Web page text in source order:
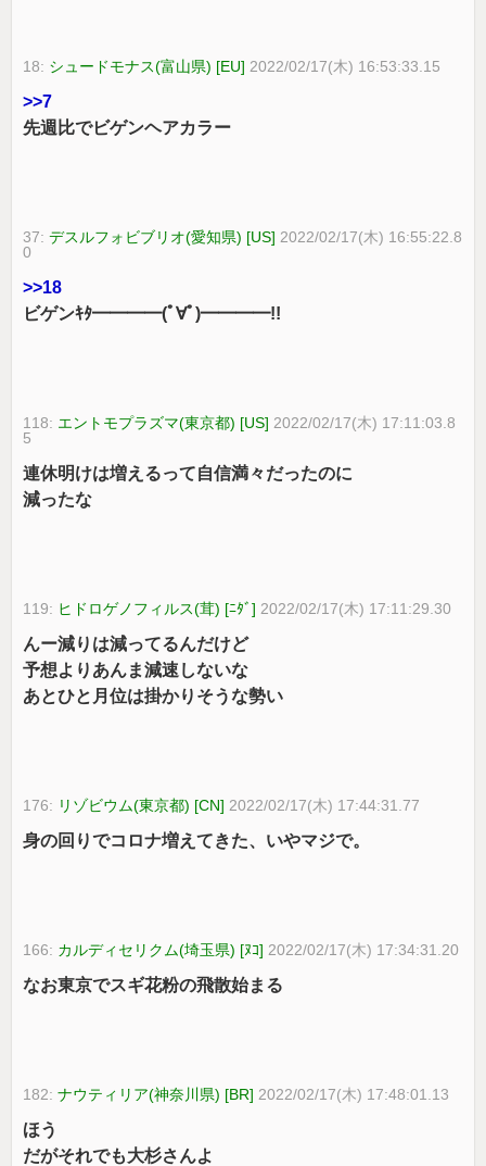
18: シュードモナス(富山県) [EU] 2022/02/17(木) 16:53:33.15
>>7
先週比でビゲンヘアカラー
37:デスルフォビブリオ(愛知県) [US] 2022/02/17(木) 16:55:22.8
0
>>18
ビゲンｷﾀ━━━━(ﾟ∀ﾟ)━━━━!!
118: エントモプラズマ(東京都) [US] 2022/02/17(木) 17:11:03.8
5
連休明けは増えるって自信満々だったのに
減ったな
119: ヒドロゲノフィルス(茸) [ﾆﾀﾞ] 2022/02/17(木) 17:11:29.30
んー減りは減ってるんだけど
予想よりあんま減速しないな
あとひと月位は掛かりそうな勢い
176: リゾビウム(東京都) [CN] 2022/02/17(木) 17:44:31.77
身の回りでコロナ増えてきた、いやマジで。
166: カルディセリクム(埼玉県) [ﾇｺ] 2022/02/17(木) 17:34:31.20
なお東京でスギ花粉の飛散始まる
182:ナウティリア(神奈川県) [BR] 2022/02/17(木) 17:48:01.13
ほう
だがそれでも大杉さんよ